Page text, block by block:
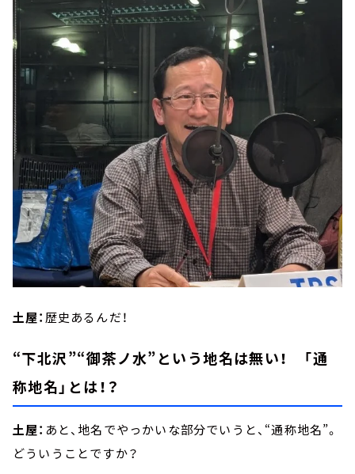
土屋：歴史あるんだ！
“下北沢”“御茶ノ水”という地名は無い！ 「通
称地名」とは！？
土屋： あと、地名でやっかいな部分でいうと、“通称地名”。
どういうことですか？